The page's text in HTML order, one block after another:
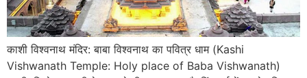
काशी विश्वनाथ मंदिर: बाबा विश्वनाथ का पवित्र धाम (Kashi
Vishwanath Temple: Holy place of Baba Vishwanath)